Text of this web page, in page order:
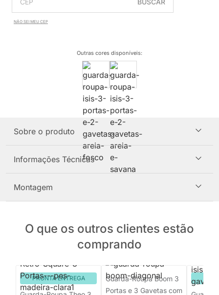
BUSCAR
NÃO SEI MEU CEP
Outras cores disponíveis:
Sobre o produto
Informações Técnicas
Montagem
O que os outros clientes estão
comprando
PRONTA ENTREGA
Guarda-Roupa Boom 3
Portas e 3 Gavetas com